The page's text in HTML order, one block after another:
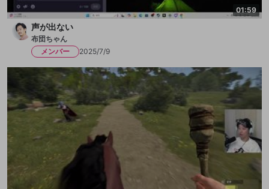
01:59
声が出ない
布団ちゃん
メンバー
2025/7/9